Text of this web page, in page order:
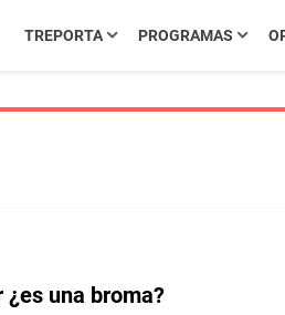
TREPORTA PROGRAMAS
una broma?